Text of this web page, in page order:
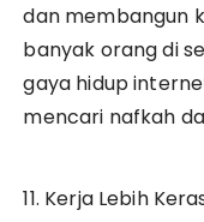
dan membangun
banyak orang di
gaya hidup
mencari nafkah
11. Kerja Lebih